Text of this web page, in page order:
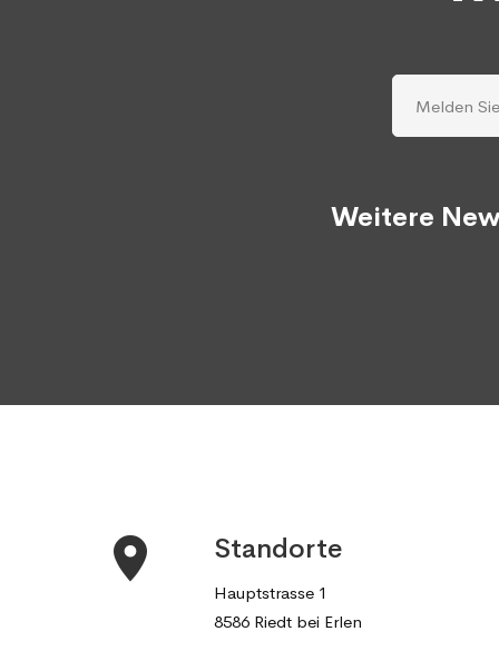
Weitere
Standorte
Hauptstrasse 1
8586 Riedt bei Erlen